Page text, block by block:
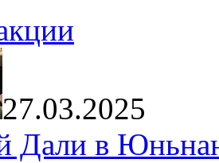
27.03.2025
Дали в